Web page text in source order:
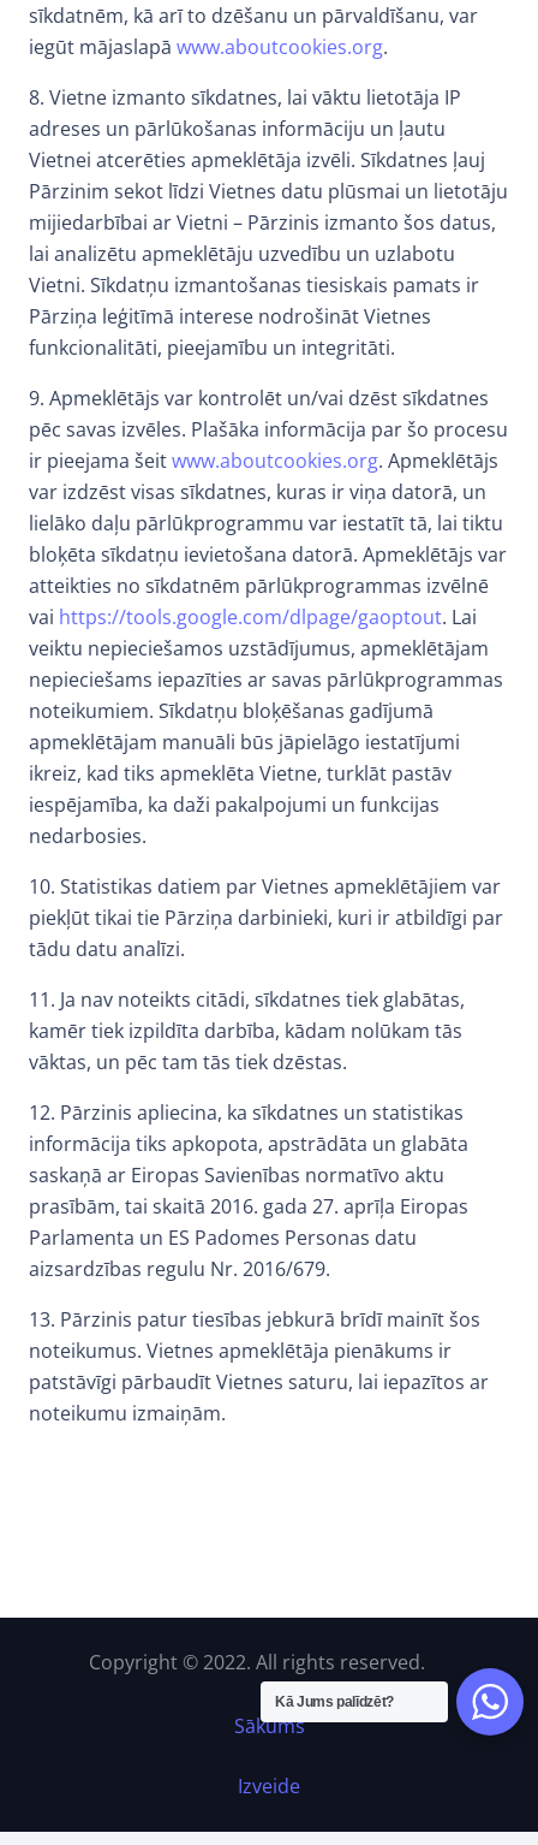
sīkdatnēm, kā arī to dzēšanu un pārvaldīšanu, var
iegūt mājaslapā www.aboutcookies.org.
8. Vietne izmanto sīkdatnes, lai vāktu lietotāja IP
adreses un pārlūkošanas informāciju un ļautu
Vietnei atcerēties apmeklētāja izvēli. Sīkdatnes ļauj
Pārzinim sekot līdzi Vietnes datu plūsmai un lietotāju
mijiedarbībai ar Vietni – Pārzinis izmanto šos datus,
lai analizētu apmeklētāju uzvedību un uzlabotu
Vietni. Sīkdatņu izmantošanas tiesiskais pamats ir
Pārziņa leģitīmā interese nodrošināt Vietnes
funkcionalitāti, pieejamību un integritāti.
9. Apmeklētājs var kontrolēt un/vai dzēst sīkdatnes
pēc savas izvēles. Plašāka informācija par šo procesu
ir pieejama šeitwww.aboutcookies.org. Apmeklētājs
var izdzēst visas sīkdatnes, kuras ir viņa datorā, un
lielāko daļu pārlūkprogrammu var iestatīt tā, lai tiktu
bloķēta sīkdatņu ievietošana datorā. Apmeklētājs var
atteikties no sīkdatnēm pārlūkprogrammas izvēlnē
vai https://tools.google.com/dlpage/gaoptout. Lai
veiktu nepieciešamos uzstādījumus, apmeklētājam
nepieciešams iepazīties ar savas pārlūkprogrammas
noteikumiem. Sīkdatņu bloķēšanas gadījumā
apmeklētājam manuāli būs jāpielāgo iestatījumi
ikreiz, kad tiks apmeklēta Vietne, turklāt pastāv
iespējamība, ka daži pakalpojumi un funkcijas
nedarbosies.
10. Statistikas datiem par Vietnes apmeklētājiem var
piekļūt tikai tie Pārziņa darbinieki, kuri ir atbildīgi par
tādu datu analīzi.
11. Ja nav noteikts citādi, sīkdatnes tiek glabātas,
kamēr tiek izpildīta darbība, kādam nolūkam tās
vāktas, un pēc tam tās tiek dzēstas.
12. Pārzinis apliecina, ka sīkdatnes un statistikas
informācija tiks apkopota, apstrādāta un glabāta
saskaņā ar Eiropas Savienības normatīvo aktu
prasībām, tai skaitā 2016. gada 27. aprīļa Eiropas
Parlamenta un ES Padomes Personas datu
aizsardzības regulu Nr. 2016/679.
13. Pārzinis patur tiesības jebkurā brīdī mainīt šos
noteikumus. Vietnes apmeklētāja pienākums ir
patstāvīgi pārbaudīt Vietnes saturu, lai iepazītos ar
noteikumu izmaiņām.
Copyright © 2022. All rights reserved.
Sākums
Izveide
Kā Jums palīdzēt?